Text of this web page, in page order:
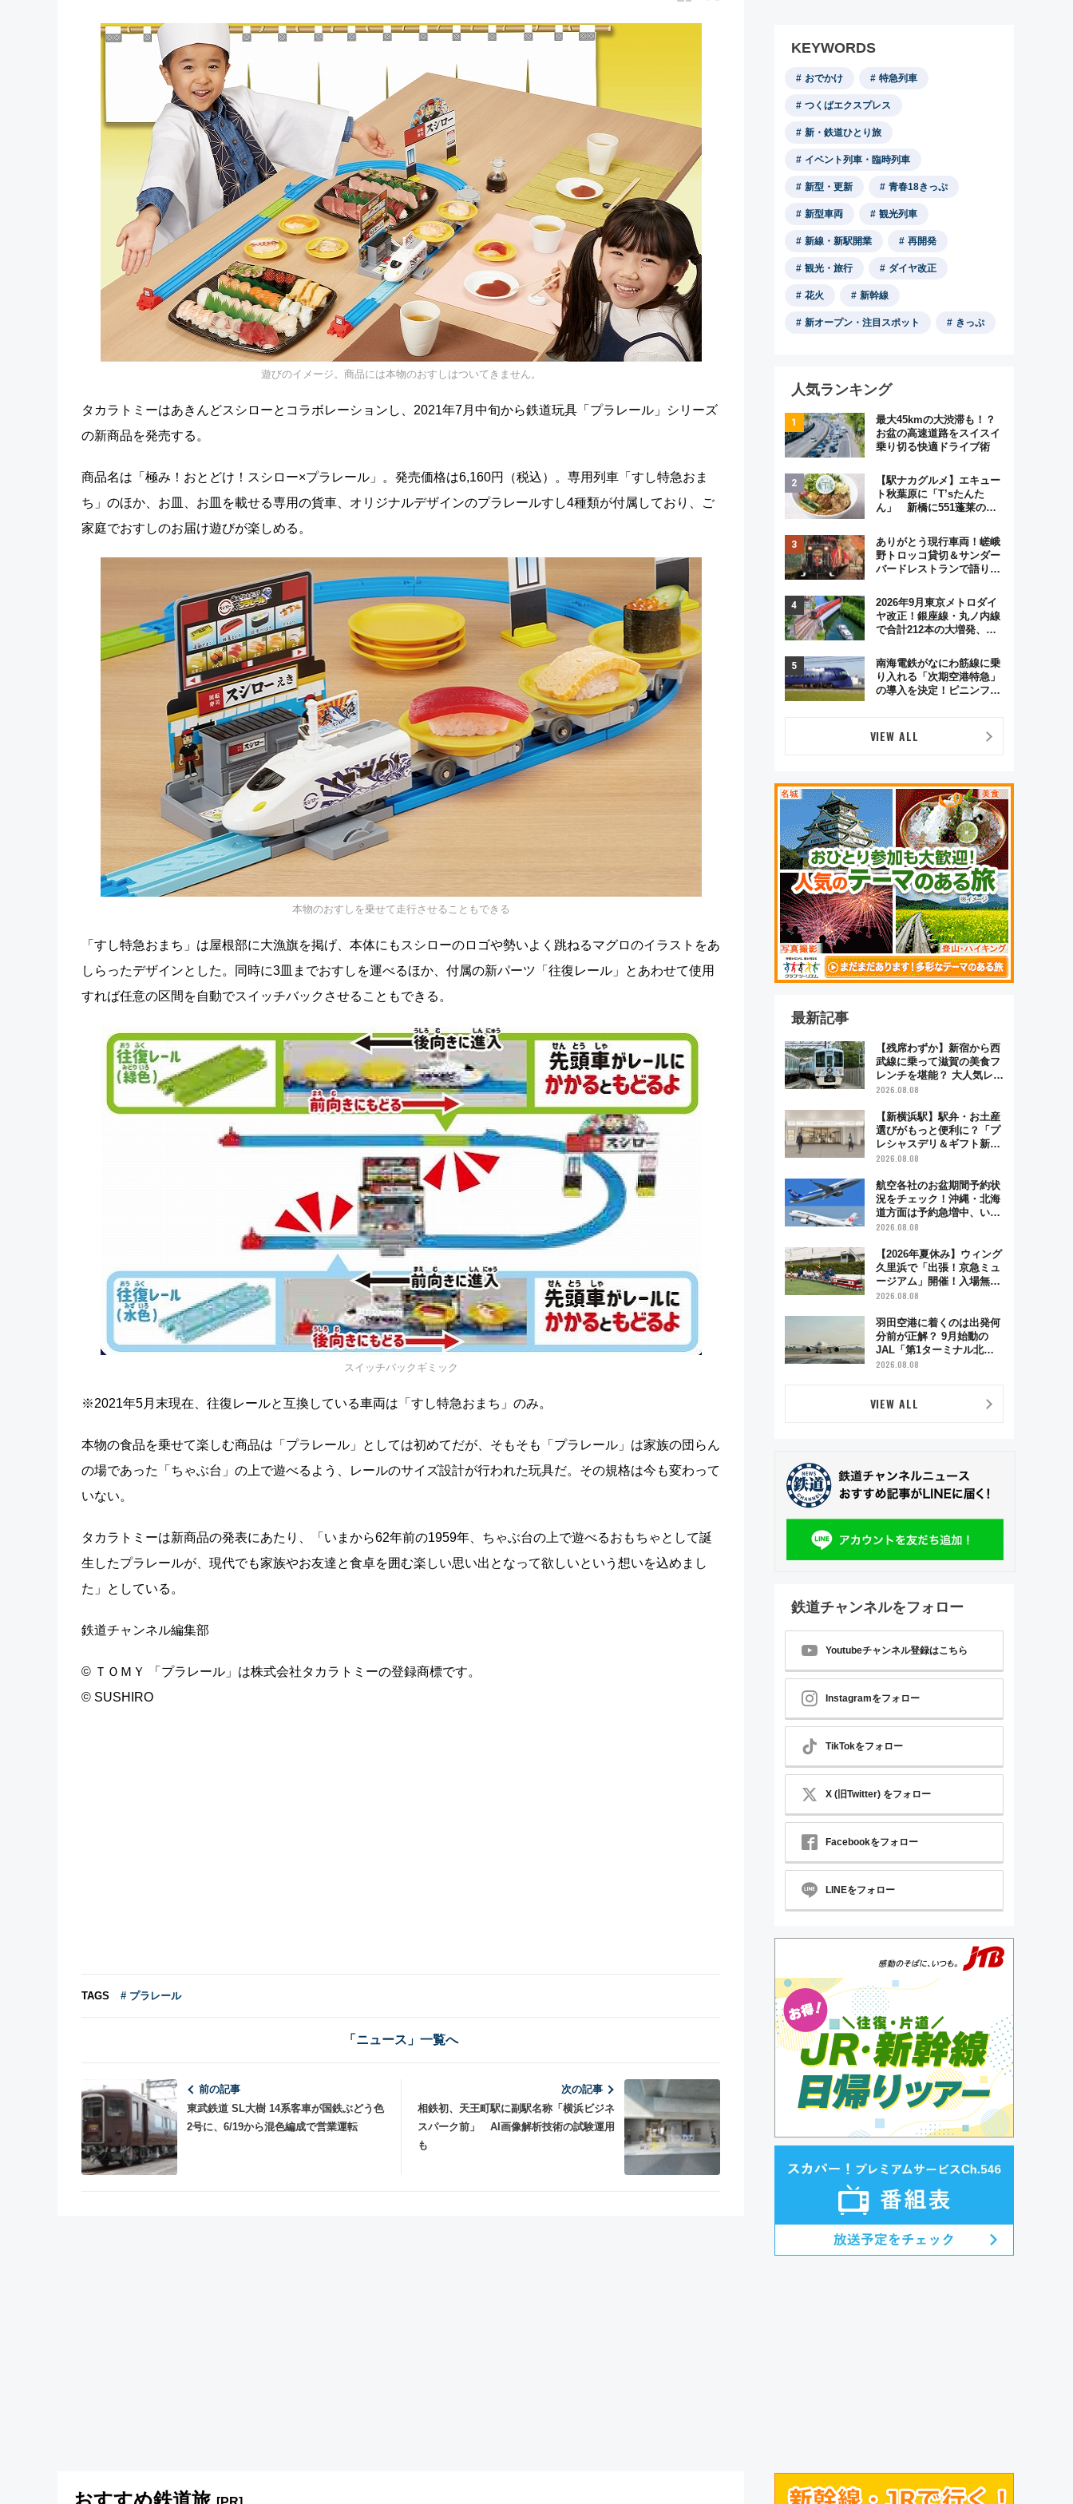
遊びのイメージ。商品には本物のおすしはついてきません。
タカラトミーはあきんどスシローとコラボレーションし、2021年7月中旬から鉄道玩具「プラレール」シリーズ
の新商品を発売する。
商品名は「極み！おとどけ！スシロー×プラレール」。発売価格は6,160円（税込）。専用列車「すし特急おま
ち」のほか、お皿、お皿を載せる専用の貨車、オリジナルデザインのプラレールすし4種類が付属しており、ご
家庭でおすしのお届け遊びが楽しめる。
本物のおすしを乗せて走行させることもできる
「すし特急おまち」は屋根部に大漁旗を掲げ、本体にもスシローのロゴや勢いよく跳ねるマグロのイラストをあ
しらったデザインとした。同時に3皿までおすしを運べるほか、付属の新パーツ「往復レール」とあわせて使用
すれば任意の区間を自動でスイッチバックさせることもできる。
スイッチバックギミック
※2021年5月末現在、往復レールと互換している車両は「すし特急おまち」のみ。
本物の食品を乗せて楽しむ商品は「プラレール」としては初めてだが、そもそも「プラレール」は家族の団らん
の場であった「ちゃぶ台」の上で遊べるよう、レールのサイズ設計が行われた玩具だ。その規格は今も変わって
いない。
タカラトミーは新商品の発表にあたり、「いまから62年前の1959年、ちゃぶ台の上で遊べるおもちゃとして誕
生したプラレールが、現代でも家族やお友達と食卓を囲む楽しい思い出となって欲しいという想いを込めまし
た」としている。
鉄道チャンネル編集部
© ＴＯＭＹ 「プラレール」は株式会社タカラトミーの登録商標です。
© SUSHIRO
TAGS # プラレール
「ニュース」一覧へ
前の記事
東武鉄道 SL大樹 14系客車が国鉄ぶどう色
2号に、6/19から混色編成で営業運転
次の記事
相鉄初、天王町駅に副駅名称「横浜ビジネ
スパーク前」 AI画像解析技術の試験運用
も
おすすめ鉄道旅
KEYWORDS
おでかけ 特急列車
つくばエクスプレス
新・鉄道ひとり旅
イベント列車・臨時列車
新型・更新 青春18きっぷ
新型車両 観光列車
新線・新駅開業 再開発
観光・旅行 ダイヤ改正
花火 新幹線
新オープン・注目スポット きっぷ
人気ランキング
最大45kmの大渋滞も！？
お盆の高速道路をスイスイ
乗り切る快適ドライブ術
【駅ナカグルメ】エキュー
ト秋葉原に「T’sたんた
ん」 新橋に551蓬莱の
オムライス専門店「肉とた
まご」新グルメ続々登場！
【2026年8月】
ありがとう現行車両！嵯峨
野トロッコ貸切＆サンダー
バードレストランで語り合
原トシヒロと行く！9月13
日「京都の鉄道満喫ツア
ー」開催
2026年9月東京メトロダイ
ヤ改正！銀座線・丸ノ内線
で合計212本の大増発、混
南海電鉄がなにわ筋線に乗
り入れる「次期空港特急」
の導入を決定！ピニンファ
VIEW ALL
最新記事
【残席わずか】新宿から西
武線に乗って滋賀の美食フ
レンチを堪能？ 大人気レス
トラン列車「52席の至福」
の特別コラボ
2026.08.08
【新横浜駅】駅弁・お土産
選びがもっと便利に？「プ
レシャスデリ＆ギフト新横
浜」がオープン 場所や営
2026.08.08
航空各社のお盆期間予約状
況をチェック！沖縄・北海
道方面は予約急増中、いま
から狙うべき日は？
2026.08.08
【2026年夏休み】ウィング
久里浜で「出張！京急ミュ
ージアム」開催！入場無料
でスタンプラリーや子ども
2026.08.08
羽田空港に着くのは出発何
分前が正解？ 9月始動の
JAL「第1ターミナル北側
サテライト」は徒歩1キロ
2026.08.08
VIEW ALL
鉄道チャンネルをフォロー
Youtubeチャンネル登録はこちら
Instagramをフォロー
TikTokをフォロー
X (旧Twitter) をフォロー
Facebookをフォロー
LINEをフォロー